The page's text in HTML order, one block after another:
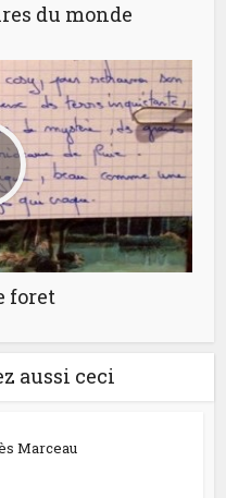
du monde
foret
aussi ceci
Marceau